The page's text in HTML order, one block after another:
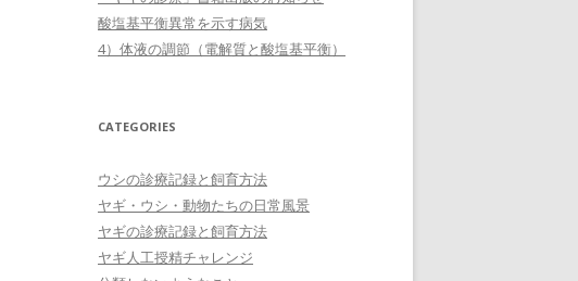
酸塩基平衡異常を示す病気
4）体液の調節（電解質と酸塩基平衡）
CATEGORIES
ウシの診療記録と飼育方法
ヤギ・ウシ・動物たちの日常風景
ヤギの診療記録と飼育方法
ヤギ人工授精チャレンジ